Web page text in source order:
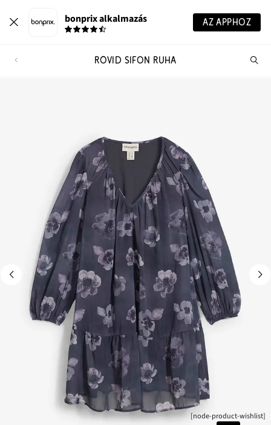
bonprix alkalmazás AZ APPHOZ
RÖVID SIFON RUHA
[node-product-wishlist]